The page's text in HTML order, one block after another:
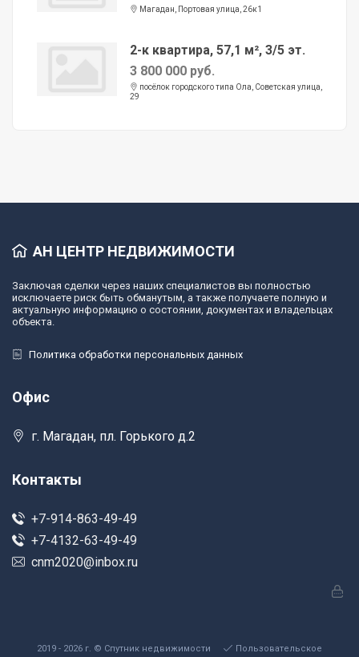
Магадан, Портовая улица, 26к1
2-к квартира, 57,1 м², 3/5 эт.
3 800 000 руб.
посёлок городского типа Ола, Советская улица,
29
АН ЦЕНТР НЕДВИЖИМОСТИ
Заключая сделки через наших специалистов вы полностью
исключаете риск быть обманутым, а также получаете полную и
актуальную информацию о состоянии, документах и владельцах
объекта.
Политика обработки персональных данных
Офис
г. Магадан, пл. Горького д.2
Контакты
+7-914-863-49-49
+7-4132-63-49-49
cnm2020@inbox.ru
2019 - 2026 г. © Спутник недвижимости Пользовательское